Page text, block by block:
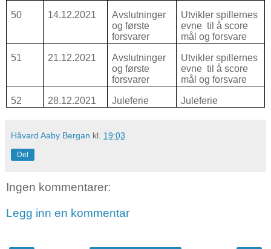
50 14.12.2021
Avslutninger
og første
forsvarer
Utvikler spillernes
evne til å score
mål og forsvare
51 21.12.2021
Avslutninger
og første
forsvarer
Utvikler spillernes
evne til å score
mål og forsvare
52 28.12.2021 Juleferie Juleferie
Håvard Aaby Bergan kl. 19:03
Del
Ingen kommentarer:
Legg inn en kommentar